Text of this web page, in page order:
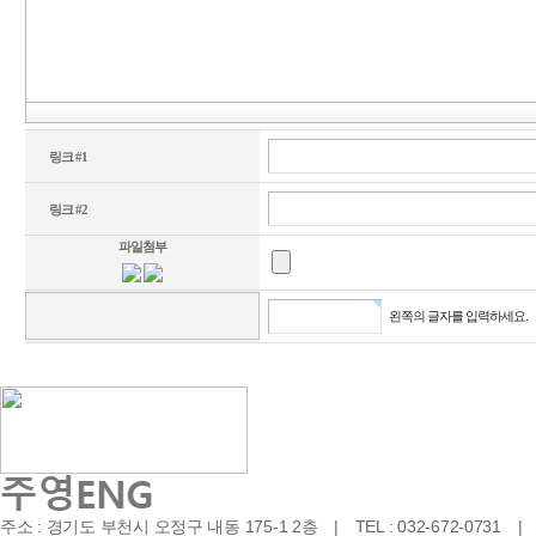
링크 #1
링크 #2
파일첨부
왼쪽의 글자를 입력하세요.
주소 : 경기도 부천시 오정구 내동 175-1 2층 | TEL : 032-672-0731 |